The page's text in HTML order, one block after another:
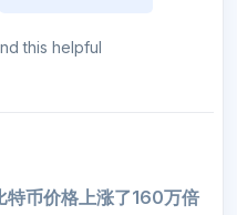
this helpful
特币价格上涨了160万倍